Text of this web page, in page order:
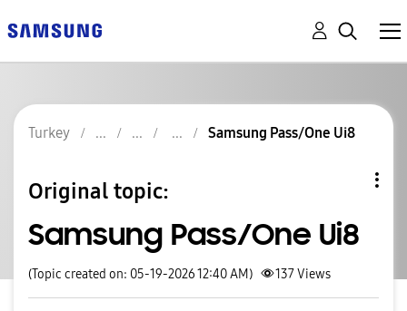
Turkey Samsung Pass/One Ui8
Original topic:
Samsung Pass/One Ui8
(Topic created on: 05-19-2026 12:40 AM) 137Views